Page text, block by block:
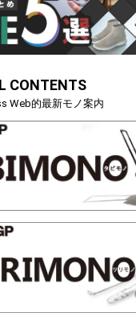
CONTENTS
Web的最新モノ案内